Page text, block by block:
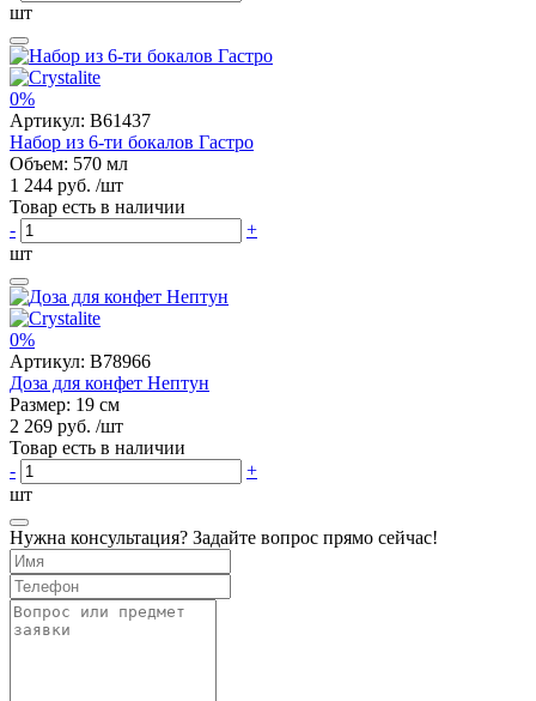
шт
0%
Артикул: B61437
Набор из 6-ти бокалов Гастро
Объем: 570 мл
1 244 руб. /шт
Товар есть в наличии
-
+
шт
0%
Артикул: B78966
Доза для конфет Нептун
Размер: 19 см
2 269 руб. /шт
Товар есть в наличии
-
+
шт
Нужна консультация? Задайте вопрос прямо сейчас!